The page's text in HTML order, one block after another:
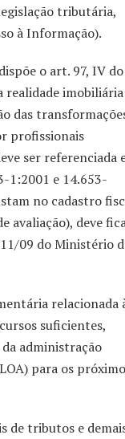
tributária,
à Informação).
o art. 97, IV do
realidade imobiliária
das
profissionais
ser referenciada
1:2001 e 14.653-
no cadastro
avaliação), deve
09 do Ministério
relacionada
suficientes,
administração
para os
de tributos e